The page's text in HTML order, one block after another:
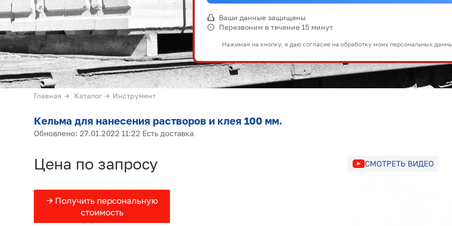
Ваши данные защищены
Перезвоним в течение 15 минут
Нажимая на кнопку, я даю согласие на обработку моих персональных
Главная → Каталог → Инструмент
Кельма для нанесения растворов и клея 100 мм.
Обновлено: 27.01.2022 11:22 Есть доставка
Цена по запросу
→ Получить персональную
стоимость
СМОТРЕТЬ ВИДЕО